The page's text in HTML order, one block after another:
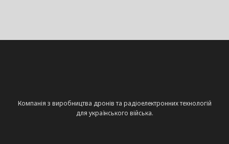
Компанія з виробництва дронів та радіоелектронних технологій
для українського війська.